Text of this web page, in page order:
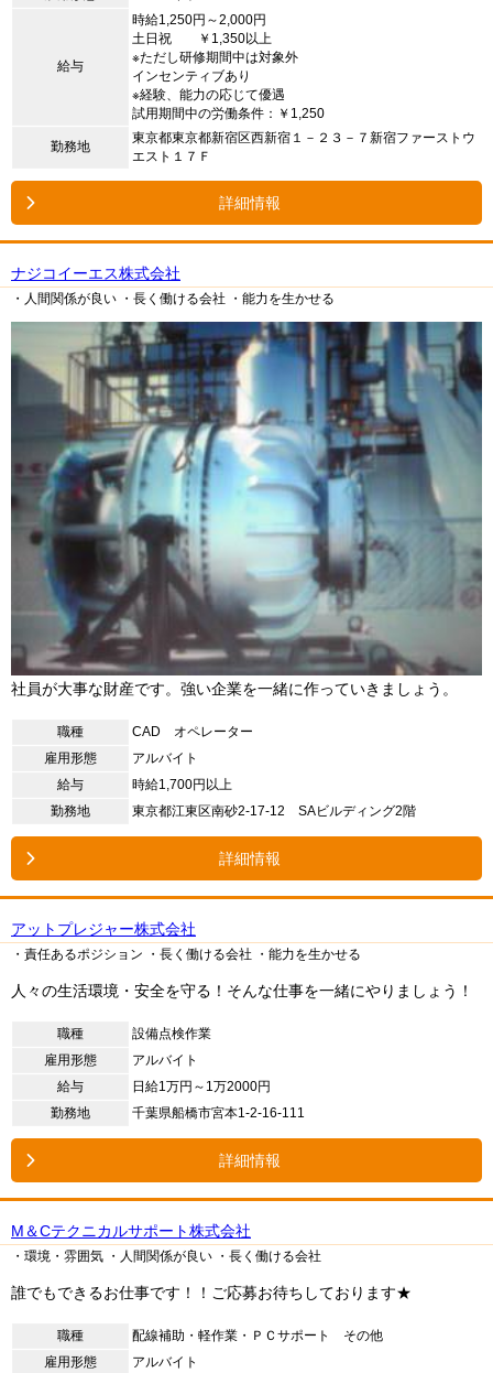
給与
時給1,250円～2,000円
土日祝 ￥1,350以上
※ただし研修期間中は対象外
インセンティブあり
※経験、能力の応じて優遇
試用期間中の労働条件：￥1,250
勤務地
東京都東京都新宿区西新宿１－２３－７新宿ファーストウ
エスト１７Ｆ
詳細情報
ナジコイーエス株式会社
・人間関係が良い ・長く働ける会社 ・能力を生かせる
社員が大事な財産です。強い企業を一緒に作っていきましょう。
職種
CAD オペレーター
雇用形態
アルバイト
給与
時給1,700円以上
勤務地
東京都江東区南砂2-17-12 SAビルディング2階
詳細情報
アットプレジャー株式会社
・責任あるポジション ・長く働ける会社 ・能力を生かせる
人々の生活環境・安全を守る！そんな仕事を一緒にやりましょう！
職種
設備点検作業
雇用形態
アルバイト
給与
日給1万円～1万2000円
勤務地
千葉県船橋市宮本1-2-16-111
詳細情報
M＆Cテクニカルサポート株式会社
・環境・雰囲気 ・人間関係が良い ・長く働ける会社
誰でもできるお仕事です！！ご応募お待ちしております★
職種
配線補助・軽作業・ＰＣサポート その他
雇用形態
アルバイト